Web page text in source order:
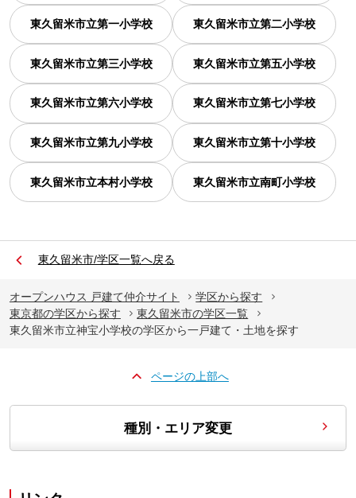
東久留米市立第一小学校 東久留米市立第二小学校
東久留米市立第三小学校 東久留米市立第五小学校
東久留米市立第六小学校 東久留米市立第七小学校
東久留米市立第九小学校 東久留米市立第十小学校
東久留米市立本村小学校 東久留米市立南町小学校
東久留米市/学区一覧へ戻る
オープンハウス 戸建て仲介サイト
学区から探す
東京都の学区から探す
東久留米市の学区一覧
東久留米市立神宝小学校の学区から一戸建て・土地を探す
ページの上部へ
種別・エリア変更